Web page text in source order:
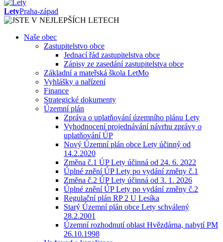
LetyPraha-západ
Naše obec
Zastupitelstvo obce
Jednací řád zastupitelstva obce
Zápisy ze zasedání zastupitelstva obce
Základní a mateřská škola LetMo
Vyhlášky a nařízení
Finance
Strategické dokumenty
Územní plán
Zpráva o uplatňování územního plánu Lety
Vyhodnocení projednávání návrhu zprávy o
uplatňování ÚP
Nový Územní plán obce Lety účinný od
14.2.2020
Změna č.1 ÚP Lety účinná od 24. 6. 2022
Úplné znění ÚP Lety po vydání změny č.1
Změna č.2 ÚP Lety účinná od 3. 1. 2026
Úplné znění ÚP Lety po vydání změny č.2
Regulační plán RP 2 U Lesíka
Starý Územní plán obce Lety schválený
28.2.2001
Územní rozhodnutí oblast Hvězdárna, nabytí PM
26.10.1998